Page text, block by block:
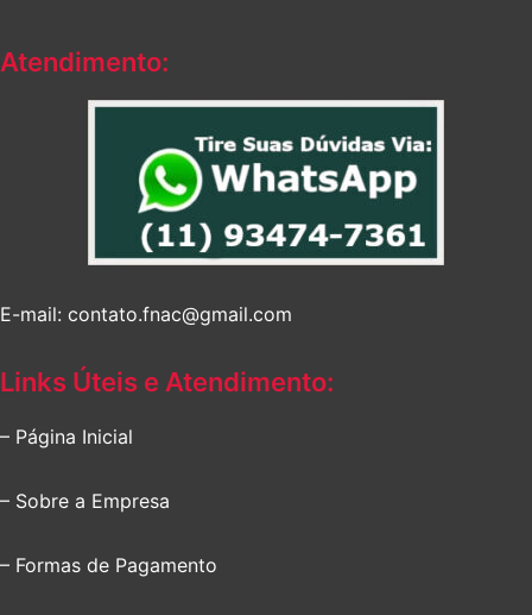
Atendimento:
E-mail: contato.fnac@gmail.com
Links Úteis e Atendimento:
– Página Inicial
– Sobre a Empresa
– Formas de Pagamento